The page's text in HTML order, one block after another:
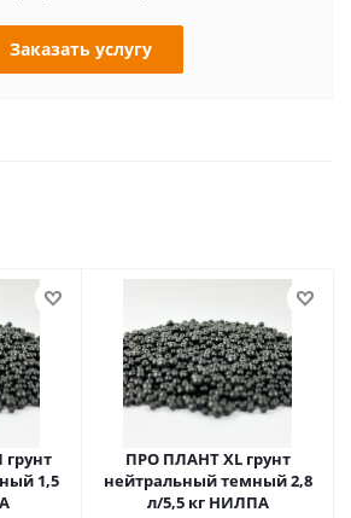
Заказать услугу
1,5
ПРО ПЛАНТ XL грунт
нейтральный темный 2,8
л/5,5 кг НИЛПА